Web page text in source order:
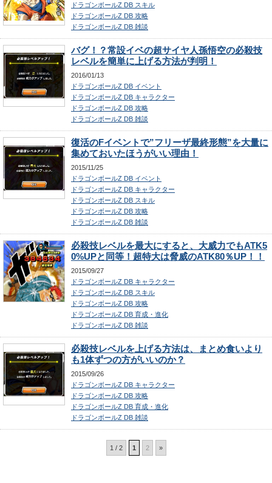
ドラゴンボールZ DB スキル
ドラゴンボールZ DB 攻略
ドラゴンボールZ DB 雑談
バグ！？常設イベの超サイヤ人孫悟空の必殺技
レベルを簡単に上げる方法が判明！
2016/01/13
ドラゴンボールZ DB イベント
ドラゴンボールZ DB キャラクター
ドラゴンボールZ DB 攻略
ドラゴンボールZ DB 雑談
復活のFイベントで”フリーザ最終形態”を大量に
集めておいたほうがいい理由！
2015/11/25
ドラゴンボールZ DB イベント
ドラゴンボールZ DB キャラクター
ドラゴンボールZ DB スキル
ドラゴンボールZ DB 攻略
ドラゴンボールZ DB 雑談
必殺技レベルを最大にすると、大威力でもATK5
0%UPと同等！超特大は脅威のATK80％UP！！
2015/09/27
ドラゴンボールZ DB キャラクター
ドラゴンボールZ DB スキル
ドラゴンボールZ DB 攻略
ドラゴンボールZ DB 育成・進化
ドラゴンボールZ DB 雑談
必殺技レベルを上げる方法は、まとめ食いより
も1体ずつの方がいいのか？
2015/09/26
ドラゴンボールZ DB キャラクター
ドラゴンボールZ DB 攻略
ドラゴンボールZ DB 育成・進化
ドラゴンボールZ DB 雑談
1 / 2 1 2 »